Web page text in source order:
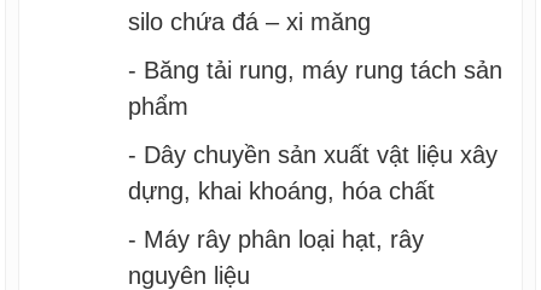
silo chứa đá – xi măng
- Băng tải rung, máy rung tách sản
phẩm
- Dây chuyền sản xuất vật liệu xây
dựng, khai khoáng, hóa chất
- Máy rây phân loại hạt, rây
nguyên liệu